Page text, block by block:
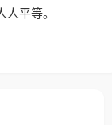
平等。